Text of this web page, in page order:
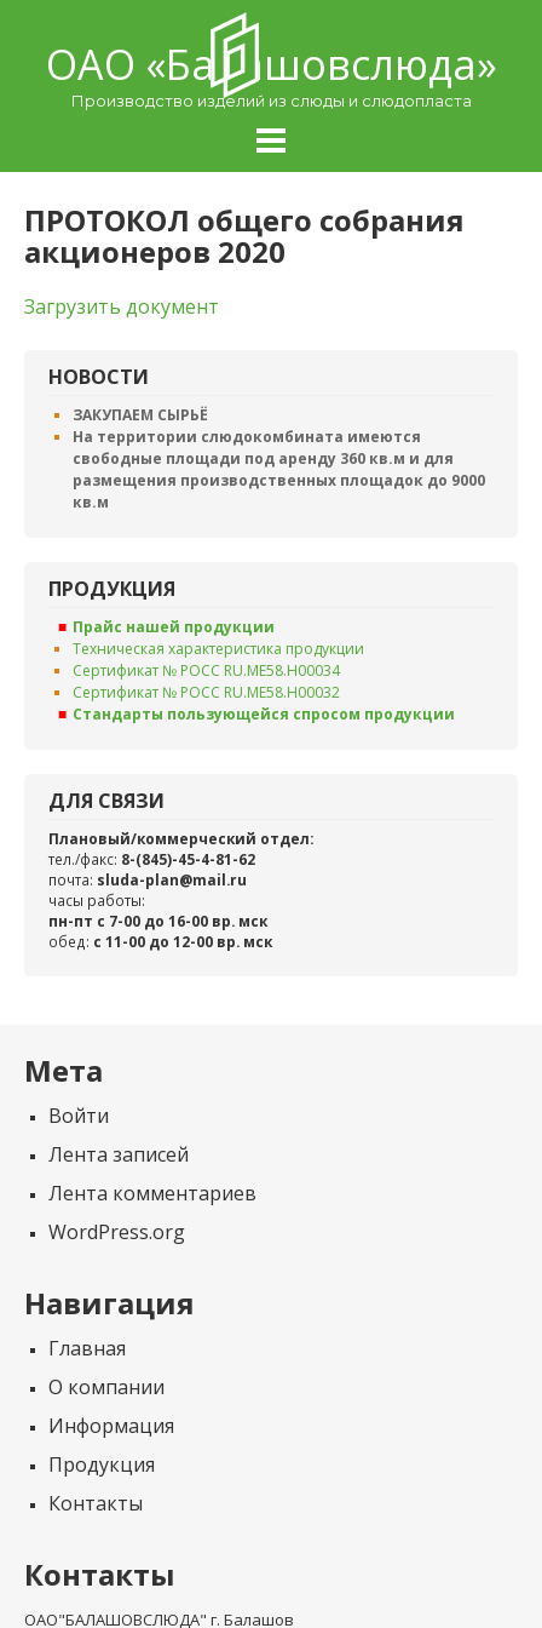
contentОАО «Балашовcлюда»
Производство изделий из слюды и слюдопласта
ПРОТОКОЛ общего собрания
акционеров 2020
Загрузить документ
НОВОСТИ
ЗАКУПАЕМ СЫРЬЁ
На территории слюдокомбината имеются
свободные площади под аренду 360 кв.м и для
размещения производственных площадок до 9000
кв.м
ПРОДУКЦИЯ
Прайс нашей продукции
Техническая характеристика продукции
Сертификат № РОСС RU.ME58.H00034
Сертификат № РОСС RU.ME58.H00032
Стандарты пользующейся спросом продукции
ДЛЯ СВЯЗИ
Плановый/коммерческий отдел:
тел./факс: 8-(845)-45-4-81-62
почта: sluda-plan@mail.ru
часы работы:
пн-пт с 7-00 до 16-00 вр. мск
обед: c 11-00 до 12-00 вр. мск
Мета
Войти
Лента записей
Лента комментариев
WordPress.org
Навигация
Главная
О компании
Информация
Продукция
Контакты
Контакты
ОАО"БАЛАШОВСЛЮДА" г. Балашов